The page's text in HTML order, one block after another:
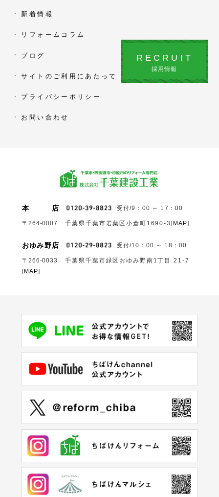
新着情報
リフォームコラム
ブログ
サイトのご利用にあたって
プライバシーポリシー
お問い合わせ
RECRUIT
採用情報
本 店 受付/9：00 ～ 17：00
〒264-0007 千葉県千葉市若葉区小倉町1690‐3 [MAP]
おゆみ野店 受付/10：00 ～ 18：00
〒266-0033
千葉県千葉市緑区おゆみ野南1丁目 21-7
[MAP]